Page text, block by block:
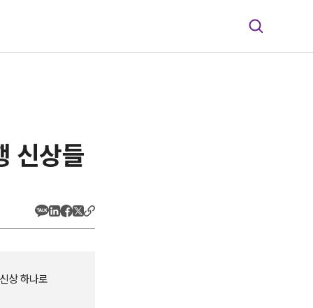
신상들
상 하나로